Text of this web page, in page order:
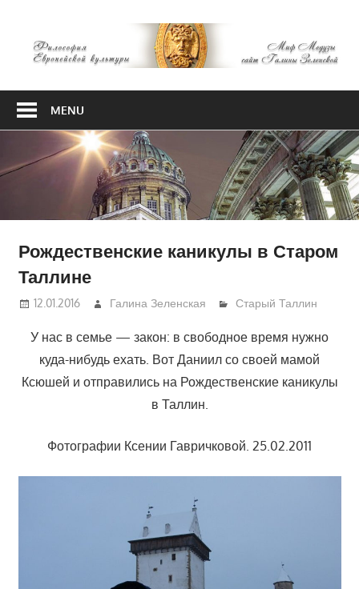
content
Европейской
MENU
Рождественские каникулы в Старом
Таллине
12.01.2016 Галина Зеленская Старый Таллин
У нас в семье — закон: в свободное время нужно
куда-нибудь ехать. Вот Даниил со своей мамой
Ксюшей и отправились на Рождественские каникулы
в Таллин.
Фотографии Ксении Гавричковой. 25.02.2011